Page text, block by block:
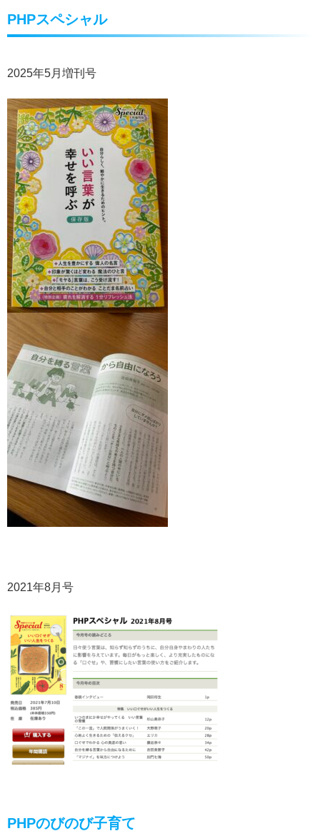
PHPスペシャル
2025年5月増刊号
2021年8月号
PHPのびのび子育て